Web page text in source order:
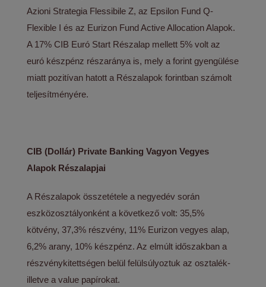
Azioni Strategia Flessibile Z, az Epsilon Fund Q-
Flexible I és az Eurizon Fund Active Allocation Alapok.
A 17% CIB Euró Start Részalap mellett 5% volt az
euró készpénz részaránya is, mely a forint gyengülése
miatt pozitívan hatott a Részalapok forintban számolt
teljesítményére.
CIB (Dollár) Private Banking Vagyon Vegyes
Alapok Részalapjai
A Részalapok összetétele a negyedév során
eszközosztályonként a következő volt: 35,5%
kötvény, 37,3% részvény, 11% Eurizon vegyes alap,
6,2% arany, 10% készpénz. Az elmúlt időszakban a
részvénykitettségen belül felülsúlyoztuk az osztalék-
illetve a value papírokat.